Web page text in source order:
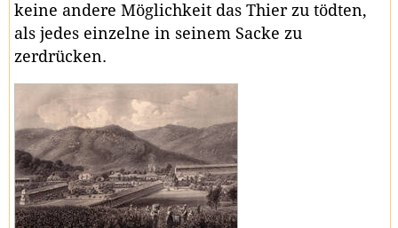
keine andere Möglichkeit das Thier zu tödten,
als jedes einzelne in seinem Sacke zu
zerdrücken.